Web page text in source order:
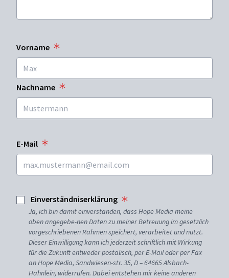
Vorname
Nachname
E-Mail
Einverständniserklärung
Ja, ich bin damit einverstanden, dass Hope Media meine
oben angegebe-nen Daten zu meiner Betreuung im gesetzlich
vorgeschriebenen Rahmen speichert, verarbeitet und nutzt.
Dieser Einwilligung kann ich jederzeit schriftlich mit Wirkung
für die Zukunft entweder postalisch, per E-Mail oder per Fax
an Hope Media, Sandwiesen-str. 35, D – 64665 Alsbach-
Hähnlein, widerrufen. Dabei entstehen mir keine anderen